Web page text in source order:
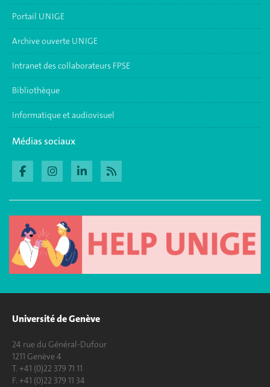
Portail UNIGE
Archive ouverte UNIGE
Intranet des collaborateurs FPSE
Bibliothèque
Informatique et audiovisuel
Médias sociaux
Université de Genève
24 rue du Général-Dufour
1211 Genève 4
T. +41 (0)22 379 71 11
F. +41 (0)22 379 11 34